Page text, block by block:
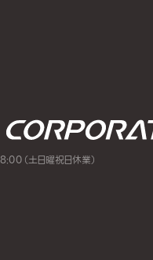
（土日曜祝日休業）